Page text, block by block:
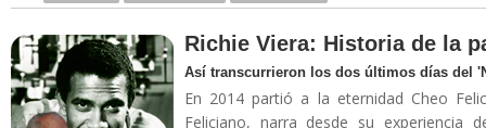
Richie Viera: Historia de la
Así transcurrieron los dos últimos días del
En 2014 partió a la eternidad Cheo
Feliciano, narra desde su experiencia